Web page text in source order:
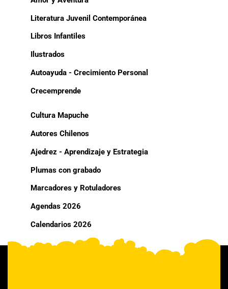
Literatura Juvenil Contemporánea
Libros Infantiles
Ilustrados
Autoayuda - Crecimiento Personal
Crecemprende
Cultura Mapuche
Autores Chilenos
Ajedrez - Aprendizaje y Estrategia
Plumas con grabado
Marcadores y Rotuladores
Agendas 2026
Calendarios 2026